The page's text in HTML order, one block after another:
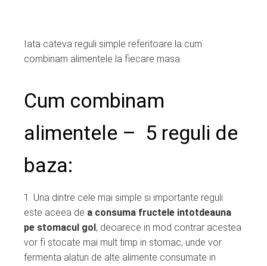
Iata cateva reguli simple referitoare la cum
combinam alimentele la fiecare masa.
Cum combinam
alimentele – 5 reguli de
baza:
1. Una dintre cele mai simple si importante reguli
este aceea de a consuma fructele intotdeauna
pe stomacul gol, deoarece in mod contrar acestea
vor fi stocate mai mult timp in stomac, unde vor
fermenta alaturi de alte alimente consumate in